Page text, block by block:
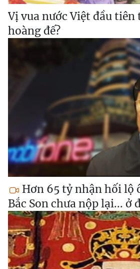
Vị vua nước Việt đầu
hoàng đế?
Hơn 65 tỷ nhận hối lộ
Bắc Son chưa nộp lại... ở